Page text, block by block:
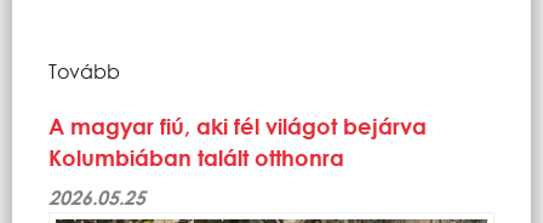
Tovább
A magyar fiú, aki fél világot bejárva
Kolumbiában talált otthonra
2026.05.25